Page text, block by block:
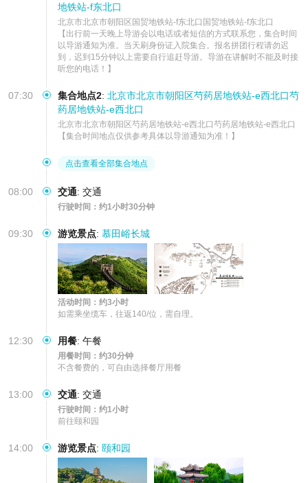
地铁站-f东北口
北京市北京市朝阳区国贸地铁站-f东北口国贸地铁站-f东北口
【出行前一天晚上导游会以电话或者短信的方式联系您，集合时间
以导游通知为准。当天刷身份证入院集合。报名拼团行程请勿迟
到，迟到15分钟以上需要自行追赶导游。导游在讲解时不能及时接
听您的电话！】
07:30 集合地点2: 北京市北京市朝阳区芍药居地铁站-e西北口芍
药居地铁站-e西北口
北京市北京市朝阳区芍药居地铁站-e西北口芍药居地铁站-e西北口
【集合时间地点仅供参考具体以导游通知为准！】
点击查看全部集合地点
08:00 交通: 交通
行驶时间：约1小时30分钟
09:30 游览景点: 慕田峪长城
活动时间：约3小时
如需乘坐缆车，往返140/位，需自理。
12:30 用餐: 午餐
用餐时间：约30分钟
不含餐费的，可自由选择餐厅用餐
13:00 交通: 交通
行驶时间：约1小时
前往颐和园
14:00 游览景点: 颐和园